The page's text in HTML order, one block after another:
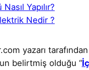
Yapılır?
Nedir ?
yazarı
belirtmiş olduğu “